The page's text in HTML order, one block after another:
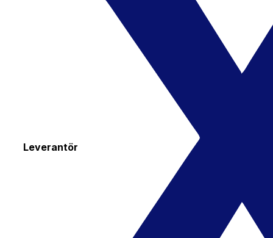
Leverantör